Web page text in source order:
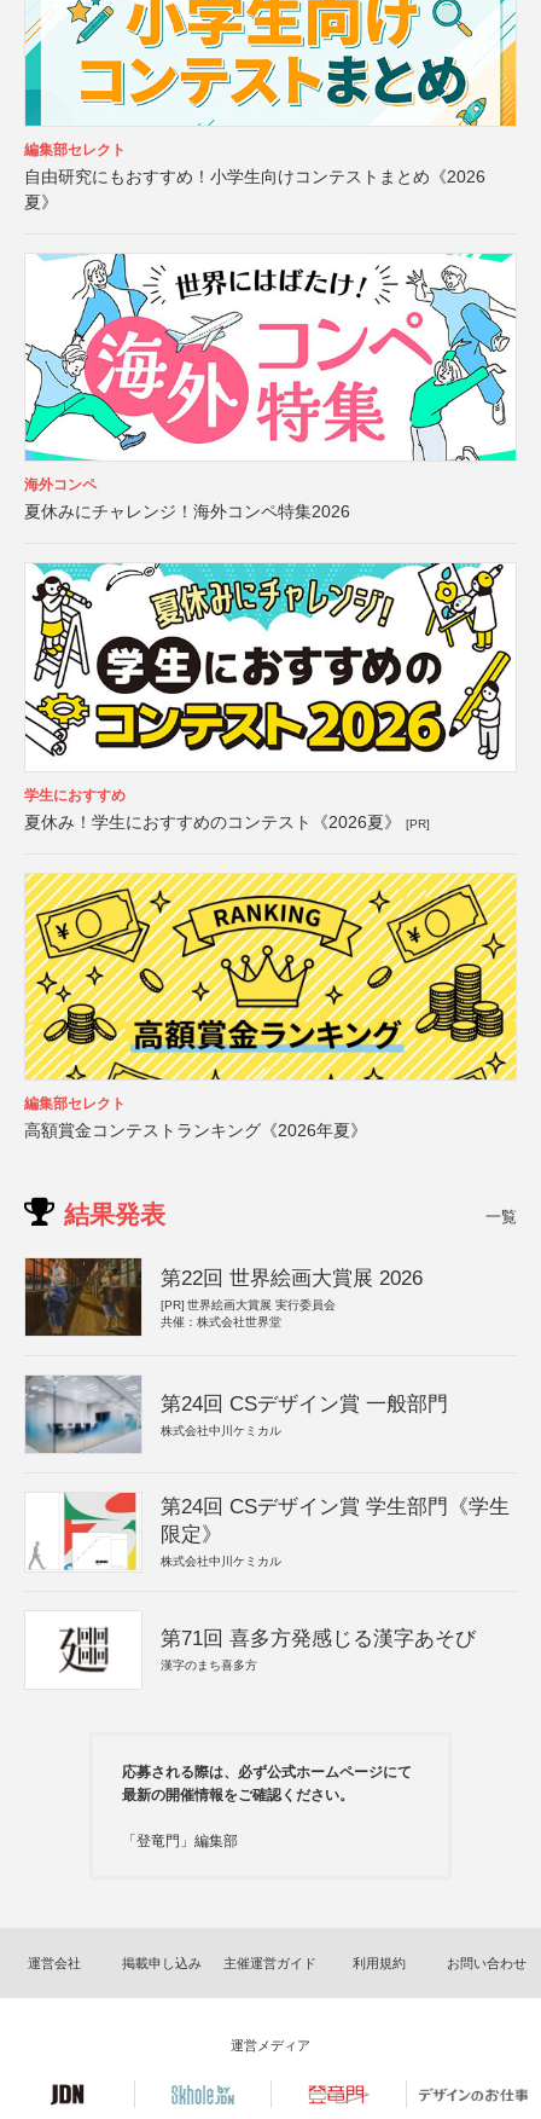
編集部セレクト
自由研究にもおすすめ！小学生向けコンテストまとめ《2026
夏》
海外コンペ
夏休みにチャレンジ！海外コンペ特集2026
学生におすすめ
夏休み！学生におすすめのコンテスト《2026夏》 [PR]
編集部セレクト
高額賞金コンテストランキング《2026年夏》
結果発表 一覧
第22回 世界絵画大賞展 2026
[PR] 世界絵画大賞展 実行委員会
共催：株式会社世界堂
第24回 CSデザイン賞 一般部門
株式会社中川ケミカル
第24回 CSデザイン賞 学生部門《学生
限定》
株式会社中川ケミカル
第71回 喜多方発感じる漢字あそび
漢字のまち喜多方
応募される際は、必ず公式ホームページにて
最新の開催情報をご確認ください。
「登竜門」編集部
運営会社 掲載申し込み 主催運営ガイド 利用規約 お問い合わせ
運営メディア